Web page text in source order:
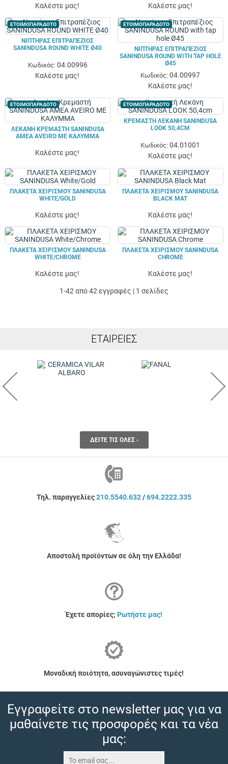
Καλέστε μας!
Καλέστε μας!
ΕΤΟΙΜΟΠΑΡΑΔΟΤΟ
ΝΙΠΤΉΡΑΣ ΕΠΙΤΡΑΠΈΖΙΟΣ
SANINDUSA ROUND WHITE Ø40
Κωδικός: 04.00996
Καλέστε μας!
ΕΤΟΙΜΟΠΑΡΑΔΟΤΟ
ΝΙΠΤΉΡΑΣ ΕΠΙΤΡΑΠΈΖΙΟΣ
SANINDUSA ROUND WITH TAP HOLE
Ø45
Κωδικός:04.00997
Καλέστε μας!
ΕΤΟΙΜΟΠΑΡΑΔΟΤΟ
ΛΕΚΆΝΗ ΚΡΕΜΑΣΤΉ SANINDUSA
ΑΜΕΑ AVEIRO ΜΕ ΚΑΛΥΜΜΑ
Καλέστε μας!
ΕΤΟΙΜΟΠΑΡΑΔΟΤΟ
ΚΡΕΜΑΣΤΉ ΛΕΚΆΝΗ SANINDUSA
LOOK 50,4CM
Κωδικός:04.01001
Καλέστε μας!
ΠΛΑΚΕΤΑ ΧΕΙΡΙΣΜΟΥ SANINDUSA
WHITE/GOLD
Καλέστε μας!
ΠΛΑΚΕΤΑ ΧΕΙΡΙΣΜΟΥ SANINDUSA
BLACK MAT
Καλέστε μας!
ΠΛΑΚΕΤΑ ΧΕΙΡΙΣΜΟΥ SANINDUSA
WHITE/CHROME
Καλέστε μας!
ΠΛΑΚΕΤΑ ΧΕΙΡΙΣΜΟΥ SANINDUSA
CHROME
Καλέστε μας!
1-42 από 42 εγγραφές | 1 σελίδες
ΕΤΑΙΡΕΊΕΣ
ΔΕΊΤΕ ΤΙΣ ΌΛΕΣ ›
Τηλ. παραγγελίες210.5540.632/694.2222.335
Αποστολή προϊόντων σε όλη την Ελλάδα!
Έχετε απορίες; Ρωτήστε μας!
Μοναδική ποιότητα, ασυναγώνιστες τιμές!
Εγγραφείτε στο newsletter μας για να
μαθαίνετε τις προσφορές και τα νέα
μας: